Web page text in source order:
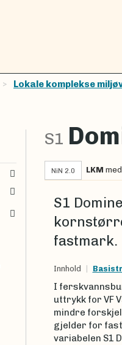
Lokale komplekse
S1
NiN 2.0 LKM med
S1
fastmark.
Innhold
I
uttrykk for VF
mindre
gjelder for
variabelen S1